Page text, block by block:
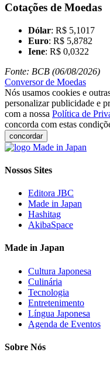
Cotações de Moedas
Dólar: R$ 5,1017
Euro: R$ 5,8782
Iene: R$ 0,0322
Fonte: BCB (06/08/2026)
Conversor de Moedas
Nós usamos cookies e
personalizar publicidade e
com a nossa Política de
concorda com estas
concordar
Nossos Sites
Editora JBC
Made in Japan
Hashitag
AkibaSpace
Made in Japan
Cultura Japonesa
Culinária
Tecnologia
Entretenimento
Língua Japonesa
Agenda de Eventos
Sobre Nós